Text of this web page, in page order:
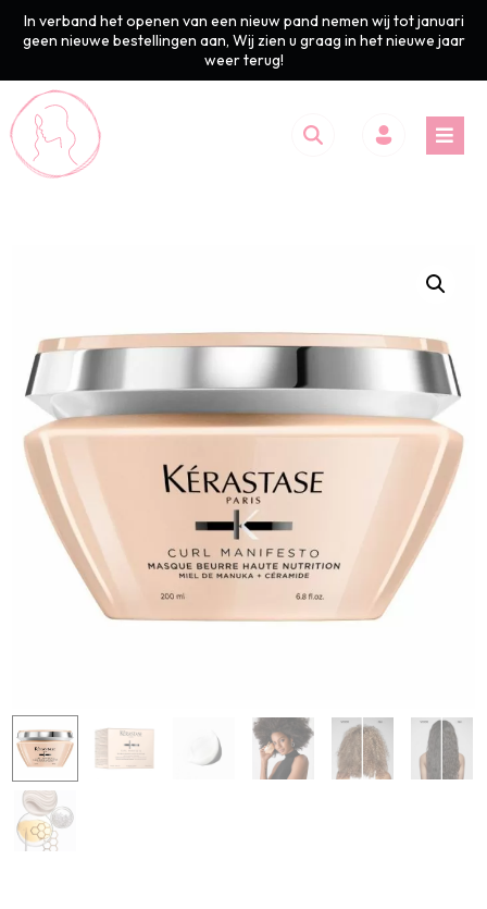
In verband het openen van een nieuw pand nemen wij tot januari
geen nieuwe bestellingen aan, Wij zien u graag in het nieuwe jaar
weer terug!